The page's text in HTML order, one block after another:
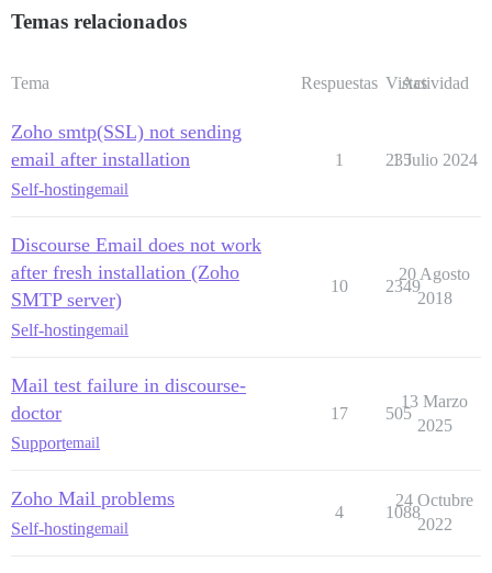
Temas relacionados
Tema Respuestas Vistas
Actividad
Zoho smtp(SSL) not sending
email after installation
Self-hostingemail
1 235
1 Julio 2024
Discourse Email does not work
after fresh installation (Zoho
SMTP server)
Self-hostingemail
10 2349
20 Agosto
2018
Mail test failure in discourse-
doctor
Supportemail
17 505
13 Marzo
2025
Zoho Mail problems
Self-hostingemail
4 1088
24 Octubre
2022